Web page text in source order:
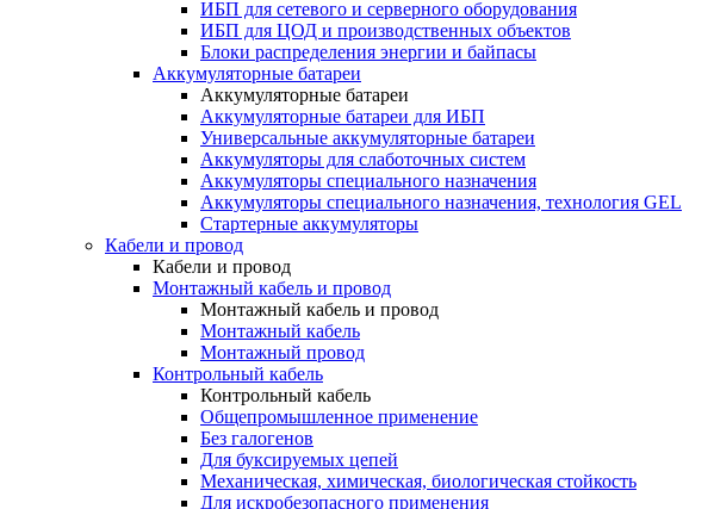
ИБП для сетевого и серверного оборудования
ИБП для ЦОД и производственных объектов
Блоки распределения энергии и байпасы
Аккумуляторные батареи
Аккумуляторные батареи
Аккумуляторные батареи для ИБП
Универсальные аккумуляторные батареи
Аккумуляторы для слаботочных систем
Аккумуляторы специального назначения
Аккумуляторы специального назначения, технология GEL
Стартерные аккумуляторы
Кабели и провод
Кабели и провод
Монтажный кабель и провод
Монтажный кабель и провод
Монтажный кабель
Монтажный провод
Контрольный кабель
Контрольный кабель
Общепромышленное применение
Без галогенов
Для буксируемых цепей
Механическая, химическая, биологическая стойкость
Для искробезопасного применения